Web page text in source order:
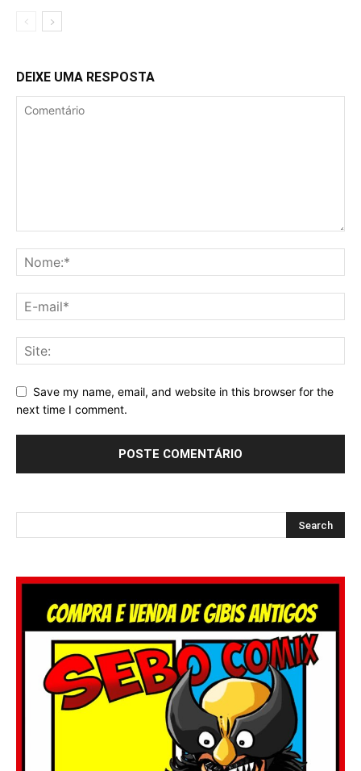
DEIXE UMA RESPOSTA
Save my name, email, and website in this browser for the
next time I comment.